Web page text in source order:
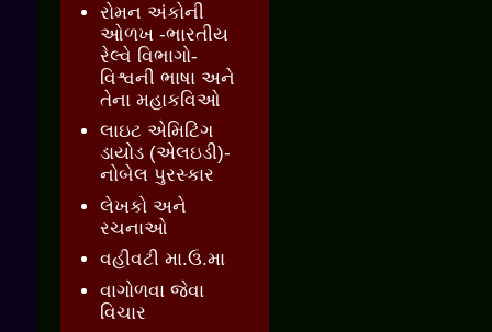
રોમન અંકોની
ઓળખ -ભારતીય
રેલ્વે વિભાગો-
વિશ્વની ભાષા અને
તેના મહાકવિઓ
લાઇટ એમિટિંગ
ડાયોડ (એલઇડી)-
નોબેલ પુરસ્કાર
લેખકો અને
રચનાઓ
વહીવટી મા.ઉ.મા
વાગોળવા જેવા
વિચાર